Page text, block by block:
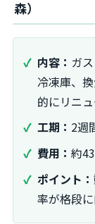
森）
内容： ガ
冷凍庫、
的にリニュ
工期： 2週
費用： 約
ポイント：
率が格段